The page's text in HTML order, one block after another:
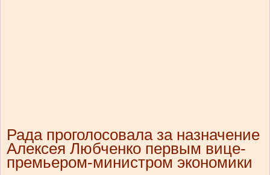
Рада проголосовала за назначение
Алексея Любченко первым вице-
премьером-министром экономики